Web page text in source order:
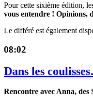
Pour cette sixième édition,
vous entendre ! Opinions,
Le différé est également
08:02
Dans les
Rencontre avec Anna, des